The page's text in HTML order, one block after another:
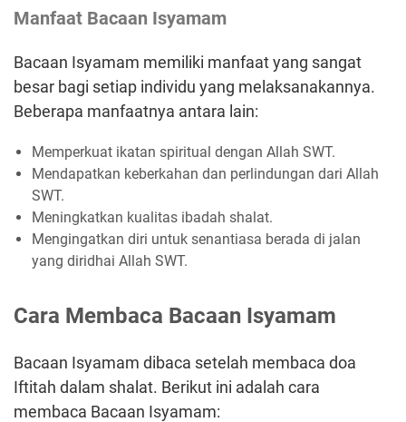
Manfaat Bacaan Isyamam
Bacaan Isyamam memiliki manfaat yang sangat
besar bagi setiap individu yang melaksanakannya.
Beberapa manfaatnya antara lain:
Memperkuat ikatan spiritual dengan Allah SWT.
Mendapatkan keberkahan dan perlindungan dari Allah
SWT.
Meningkatkan kualitas ibadah shalat.
Mengingatkan diri untuk senantiasa berada di jalan
yang diridhai Allah SWT.
Cara Membaca Bacaan Isyamam
Bacaan Isyamam dibaca setelah membaca doa
Iftitah dalam shalat. Berikut ini adalah cara
membaca Bacaan Isyamam: